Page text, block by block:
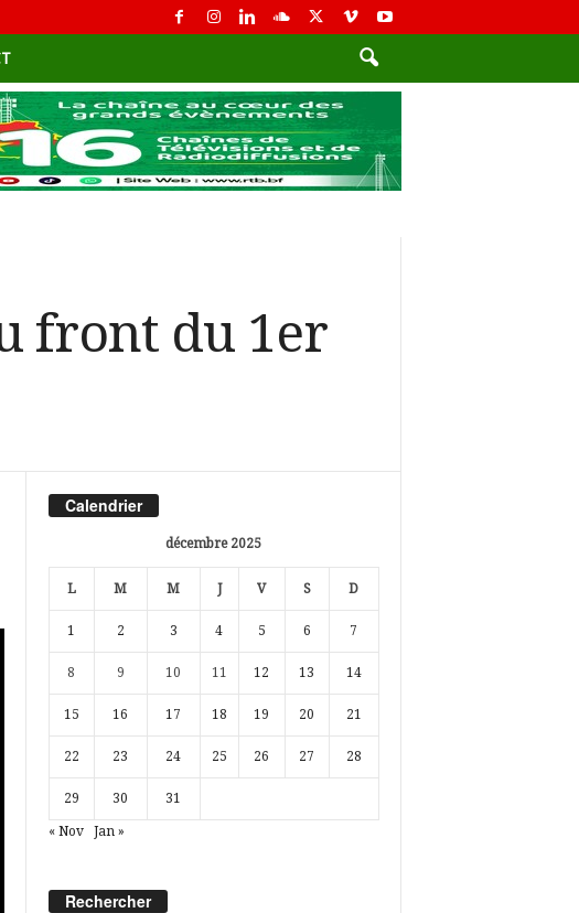
front du 1er
Calendrier
décembre 2025
L M M J V S D
1 2 3 4 5 6 7
8 9 10 11 12 13 14
15 16 17 18 19 20 21
22 23 24 25 26 27 28
29 30 31
« Nov Jan »
Rechercher